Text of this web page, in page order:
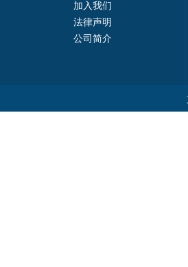
加入我们
法律声明
公司简介